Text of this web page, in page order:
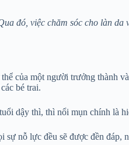
đó, việc chăm sóc cho làn
của một người trưởng thành
bé trai.
dậy thì, thì nổi mụn chính là
nỗ lực đều sẽ được đền đáp,